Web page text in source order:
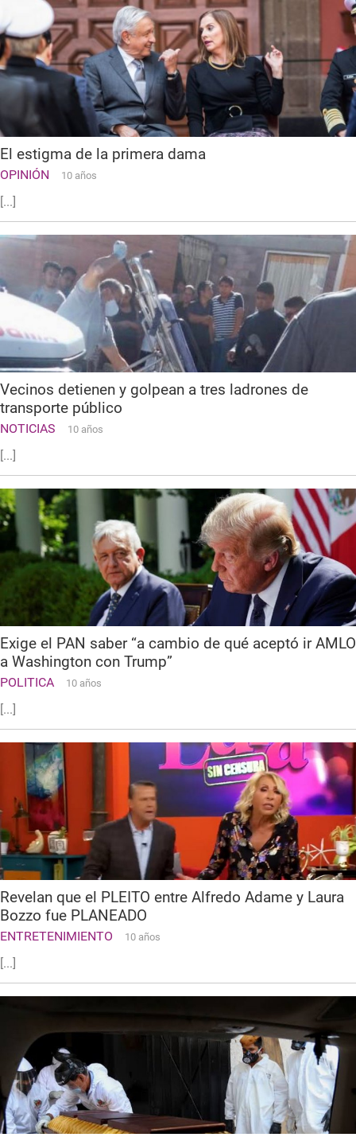
El estigma de la primera dama
OPINIÓN 10 años
[...]
Vecinos detienen y golpean a tres ladrones de
transporte público
NOTICIAS 10 años
[...]
Exige el PAN saber “a cambio de qué aceptó ir AMLO
a Washington con Trump”
POLITICA 10 años
[...]
Revelan que el PLEITO entre Alfredo Adame y Laura
Bozzo fue PLANEADO
ENTRETENIMIENTO 10 años
[...]